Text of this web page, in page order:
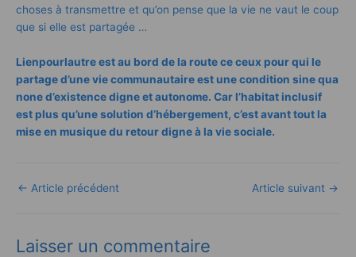
choses à transmettre et qu’on pense que la vie ne vaut le coup
que si elle est partagée …
Lienpourlautre est au bord de la route ce ceux pour qui le
partage d’une vie communautaire est une condition sine qua
none d’existence digne et autonome. Car l’habitat inclusif
est plus qu’une solution d’hébergement, c’est avant tout la
mise en musique du retour digne à la vie sociale.
← Article précédent Article suivant →
Laisser un commentaire